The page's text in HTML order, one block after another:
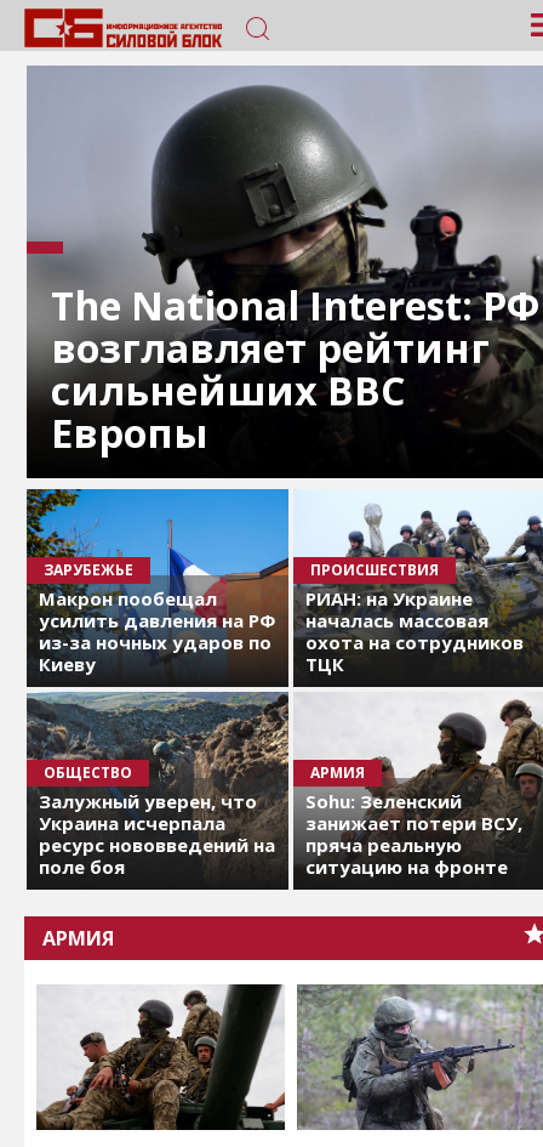
The National Interest: РФ
возглавляет рейтинг
сильнейших ВВС
Европы
ЗАРУБЕЖЬЕ
Макрон пообещал
усилить давления на РФ
из-за ночных ударов по
Киеву
ПРОИСШЕСТВИЯ
РИАН: на Украине
началась массовая
охота на сотрудников
ТЦК
ОБЩЕСТВО
Залужный уверен, что
Украина исчерпала
ресурс нововведений на
поле боя
АРМИЯ
Sohu: Зеленский
занижает потери ВСУ,
пряча реальную
ситуацию на фронте
АРМИЯ